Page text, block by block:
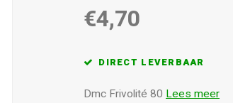
€4,70
DIRECT LEVERBAAR
Dmc Frivolité 80 Lees meer